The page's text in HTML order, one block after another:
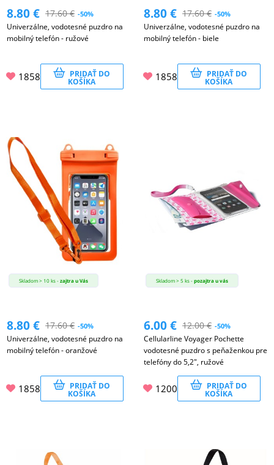
8.80€ 17.60€ -50%
Univerzálne, vodotesné puzdro na
mobilný telefón - ružové
1858 PRIDAŤ DO
KOŠÍKA
8.80€ 17.60€ -50%
Univerzálne, vodotesné puzdro na
mobilný telefón - biele
1858 PRIDAŤ DO
KOŠÍKA
Skladom > 10 ks -zajtra u Vás
8.80€ 17.60€ -50%
Univerzálne, vodotesné puzdro na
mobilný telefón - oranžové
1858 PRIDAŤ DO
KOŠÍKA
Skladom > 5 ks -pozajtra u vás
6.00€ 12.00€ -50%
Cellularline Voyager Pochette
vodotesné puzdro s peňaženkou pre
telefóny do 5,2", ružové
1200 PRIDAŤ DO
KOŠÍKA